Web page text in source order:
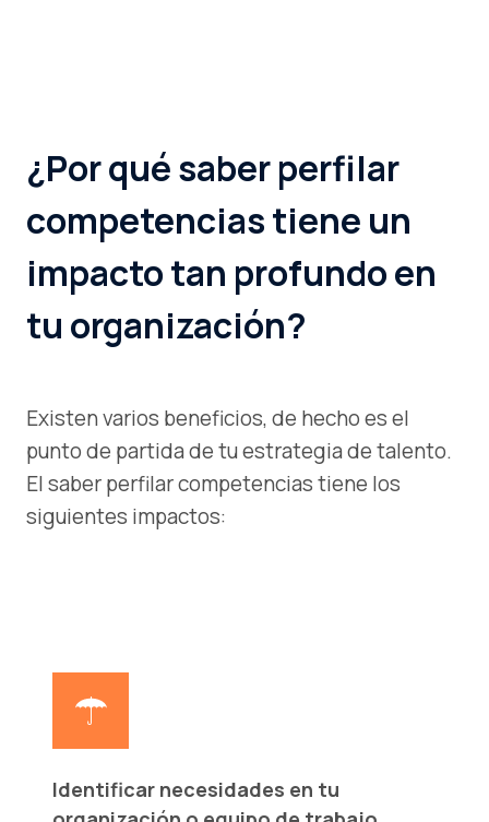
¿Por qué saber perfilar
competencias tiene un
impacto tan profundo en
tu organización?
Existen varios beneficios, de hecho es el
punto de partida de tu estrategia de talento.
El saber perfilar competencias tiene los
siguientes impactos:
Identificar necesidades en tu